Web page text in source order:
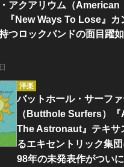
アクアリウム（American
『New Ways To Lose』カ
つロックバンドの面目躍
洋楽
バットホール・サーフ
（Butthole Surfers）
The Astronaut』テキサ
るエキセントリック集
98年の未発表作がつい